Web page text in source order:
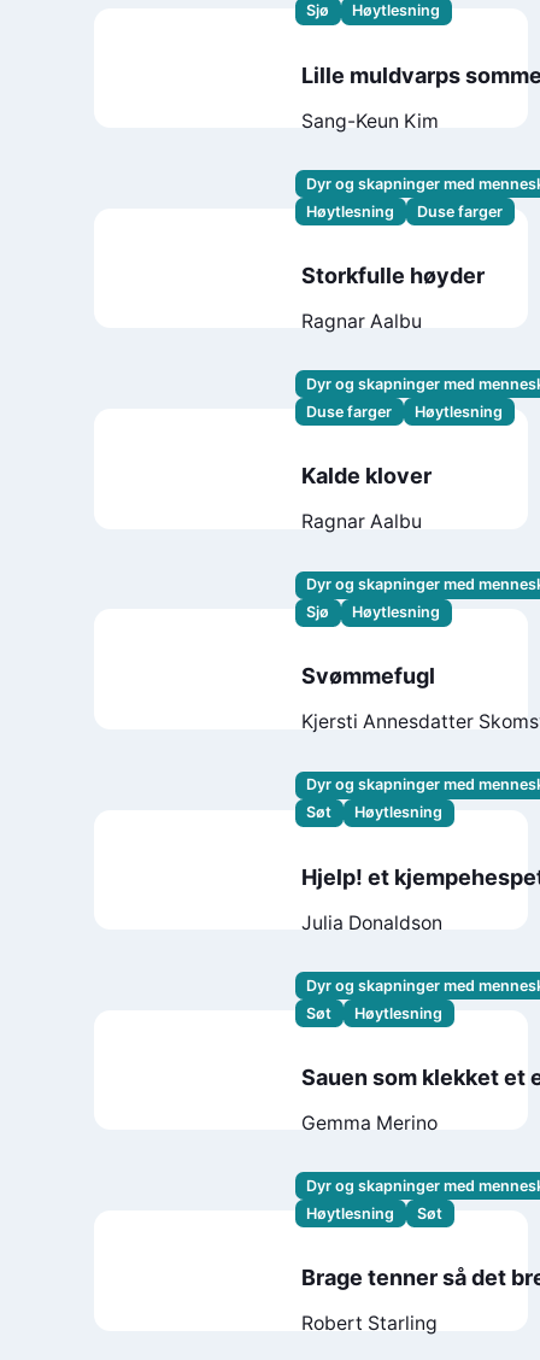
Sjø
Høytlesning
Lille muldvarps
Sang-Keun Kim
Dyr og skapninger med
Høytlesning
Duse farger
Storkfulle høyder
Ragnar Aalbu
Dyr og skapninger med
Duse farger
Høytlesning
Kalde klover
Ragnar Aalbu
Dyr og skapninger med
Sjø
Høytlesning
Svømmefugl
Kjersti Annesdatter
Dyr og skapninger med
Søt
Høytlesning
Hjelp! et
Julia Donaldson
Dyr og skapninger med
Søt
Høytlesning
Sauen som klekket et
Gemma Merino
Dyr og skapninger med
Høytlesning
Søt
Brage tenner så det
Robert Starling